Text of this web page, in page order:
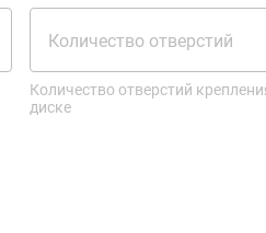
Количество отверстий
Количество отверстий
диске